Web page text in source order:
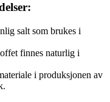
salt som brukes i
finnes naturlig i
i produksjonen av